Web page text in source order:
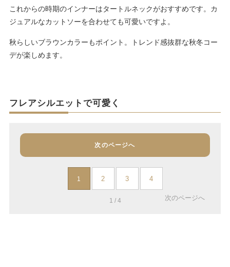
これからの時期のインナーはタートルネックがおすすめです。カ
ジュアルなカットソーを合わせても可愛いですよ。
秋らしいブラウンカラーもポイント。トレンド感抜群な秋冬コー
デが楽しめます。
フレアシルエットで可愛く
次のページへ
1 2 3 4
1 / 4 次のページへ